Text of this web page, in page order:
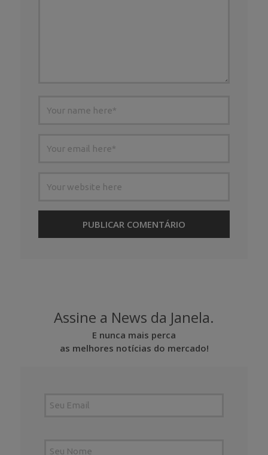
Assine a News da Janela.
E nunca mais perca
as melhores notícias do mercado!